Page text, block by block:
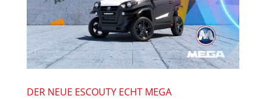
DER NEUE ESCOUTY ECHT MEGA